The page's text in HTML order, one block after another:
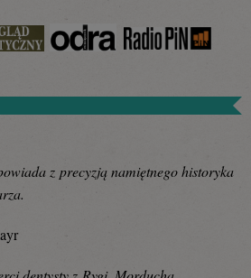
z precyzją namiętnego historyka